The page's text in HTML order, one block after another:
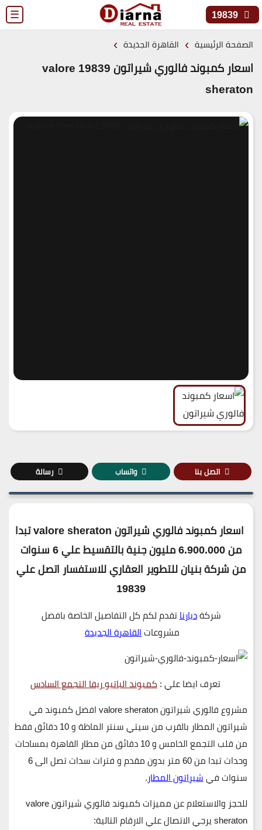
☰ 19839
الصفحة الرئيسية › القاهرة الجديدة ›
اسعار كمبوند فالوري شيراتون 19839 valore
sheraton
اتصل بنا واتساب رسالة
اسعار كمبوند فالوري شيراتون valore sheraton
تبدا
من 6.900.000 مليون جنية بالتقسيط علي 6 سنوات
من شركة بنيان للتطوير العقاري للاستفسار اتصل علي
19839
شركةديارناتقدم لكم كل التفاصيل الخاصة بافضل
مشروعاتالقاهرة الجديدة
تعرف ايضا علي :كمبوند الباتيو ريفا التجمع السادس
مشروع فالوري شيراتون valore sheraton افضل كمبوند في
شيراتون المطار بالقرب من سيتي سنتر الماظة و 10 دقائق فقط
من قلب التجمع الخامس و 10 دقائق من مطار القاهرة بمساحات
وحدات تبدا من60 متر بدون مقدمو فترات سدات تصل الى6
سنواتفيشيراتون المطار.
للحجز والاستعلام عن مميزات كمبوند فالوري شيراتون valore
sheraton يرجي الاتصال علي الارقام التالية: